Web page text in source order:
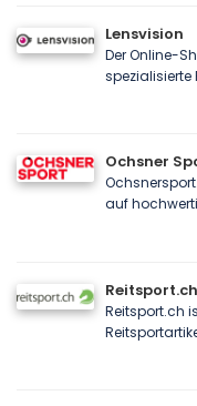
Lensvision
Der Online-
spezialisierte
Ochsner
auf
Reitsport.ch
Reitsport.ch